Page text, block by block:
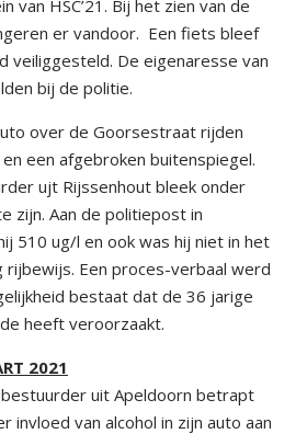
van HSC’21. Bij het zien van de
er vandoor. Een fiets bleef
veiliggesteld. De eigenaresse van
bij de politie.
over de Goorsestraat rijden
een afgebroken buitenspiegel.
ujt Rijssenhout bleek onder
zijn. Aan de politiepost in
510 ug/l en ook was hij niet in het
rijbewijs. Een proces-verbaal werd
bestaat dat de 36 jarige
heeft veroorzaakt.
2021
uit Apeldoorn betrapt
invloed van alcohol in zijn auto aan